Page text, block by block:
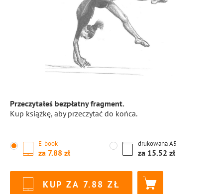
Przeczytałeś bezpłatny fragment.
Kup książkę, aby przeczytać do końca.
E-book
za 7.88
drukowanaA5
za 15.52
KUP ZA 7.88